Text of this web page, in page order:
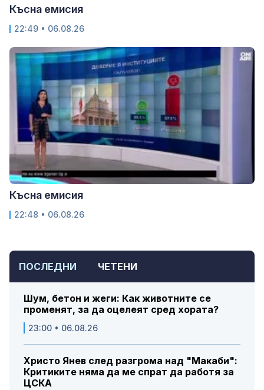
ПОСЛЕДНИ ЧЕТЕНИ
Шум, бетон и жеги: Как животните се
променят, за да оцелеят сред хората?
23:00 • 06.08.26
Христо Янев след разгрома над "Макаби":
Критиките няма да ме спрат да работя за
ЦСКА
Късна емисия
22:49 • 06.08.26
Късна емисия
22:48 • 06.08.26